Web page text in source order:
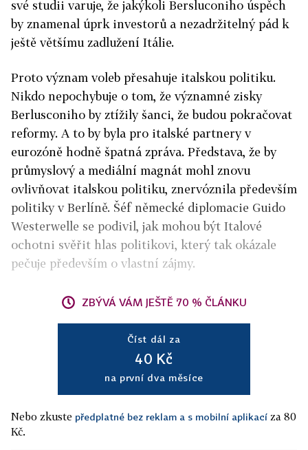
své studii varuje, že jakýkoli Bersluconiho úspěch
by znamenal úprk investorů a nezadržitelný pád k
ještě většímu zadlužení Itálie.
Proto význam voleb přesahuje italskou politiku.
Nikdo nepochybuje o tom, že významné zisky
Berlusconiho by ztížily šanci, že budou pokračovat
reformy. A to by byla pro italské partnery v
eurozóně hodně špatná zpráva. Představa, že by
průmyslový a mediální magnát mohl znovu
ovlivňovat italskou politiku, znervóznila především
politiky v Berlíně. Šéf německé diplomacie Guido
Westerwelle se podivil, jak mohou být Italové
ochotni svěřit hlas politikovi, který tak okázale
pečuje především o vlastní zájmy.
ZBÝVÁ VÁM JEŠTĚ 70 % ČLÁNKU
Číst dál za
40 Kč
na první dva měsíce
Nebo zkuste předplatné bez reklam a s mobilní aplikací za 80
Kč.